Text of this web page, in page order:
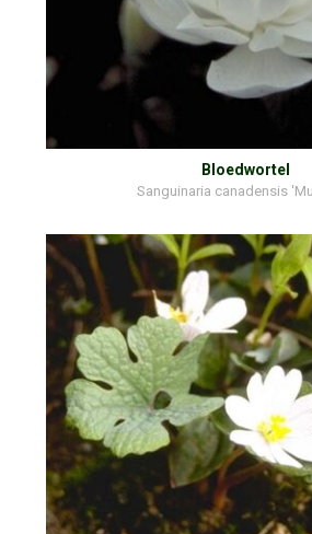
Bloedwortel
Sanguinaria canadensis